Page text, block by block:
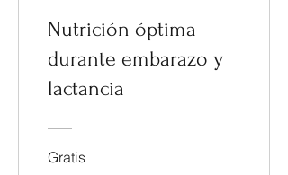
Nutrición óptima
durante embarazo y
lactancia
Gratis